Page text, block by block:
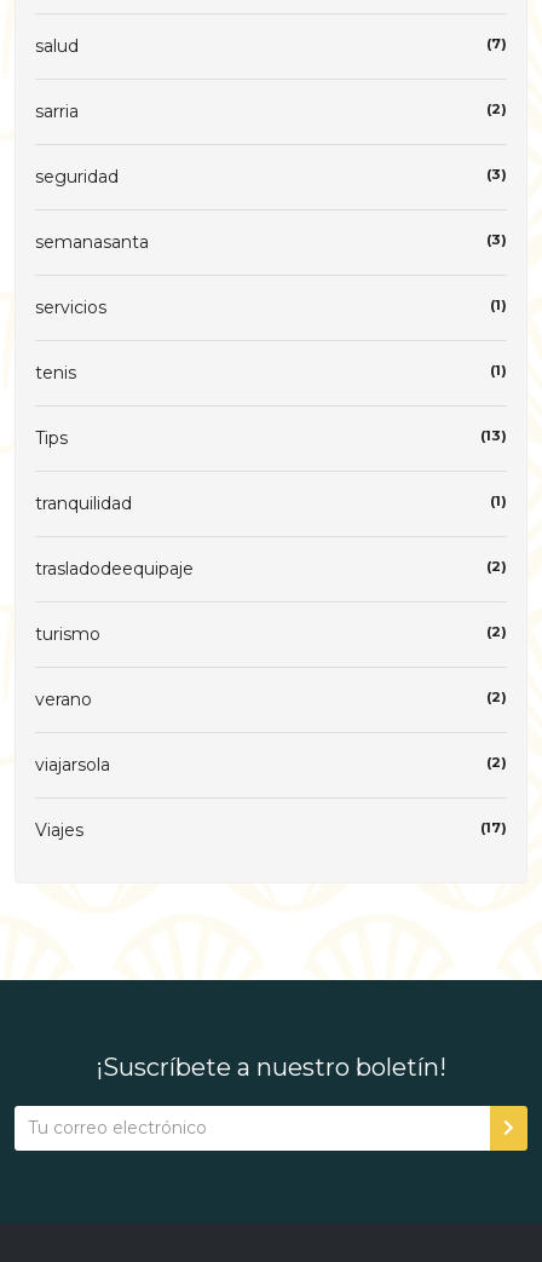
salud (7)
sarria (2)
seguridad (3)
semanasanta (3)
servicios (1)
tenis (1)
Tips (13)
tranquilidad (1)
trasladodeequipaje (2)
turismo (2)
verano (2)
viajarsola (2)
Viajes (17)
¡Suscríbete a nuestro boletín!